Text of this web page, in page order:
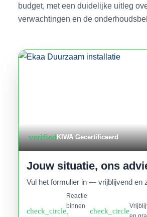
budget, met een duidelijke uitleg
verwachtingen en de
verifiedKIWA Gecertificeerd
Jouw situatie, ons
Vul het formulier in — vrijblijvend en
check_circle
Reactie
binnen
1
check_circle
en